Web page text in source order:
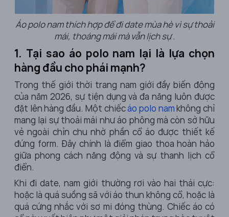
Áo polo nam thích hợp để đi date mùa hè vì sự thoải
mái, thoáng mái mà vẫn lịch sự.
1. Tại sao áo polo nam lại là lựa chọn
hàng đầu cho phái mạnh?
Trong thế giới thời trang nam giới đầy biến động
của năm 2026, sự tiện dụng và đa năng luôn được
đặt lên hàng đầu. Một chiếcáo polo namkhông chỉ
mang lại sự thoải mái như áo phông mà còn sở hữu
vẻ ngoài chỉn chu nhờ phần cổ áo được thiết kế
đứng form. Đây chính là điểm giao thoa hoàn hảo
giữa phong cách năng động và sự thanh lịch cổ
điển.
Khi đi date, nam giới thường rơi vào hai thái cực:
hoặc là quá suồng sã với áo thun không cổ, hoặc là
quá cứng nhắc với sơ mi đóng thùng. Chiếc áo có